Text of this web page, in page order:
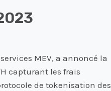
MEV, a annoncé la
capturant les frais
de tokenisation des